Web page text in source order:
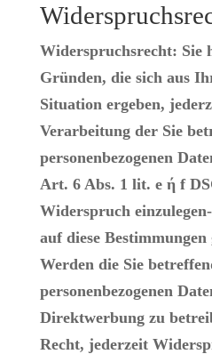
Widerspruchsrecht: Sie
Gründen, die sich aus
Situation ergeben,
Verarbeitung der Sie
personenbezogenen
Art. 6 Abs. 1 lit. e ή f
Widerspruch
auf diese
Werden die Sie
personenbezogenen
Direktwerbung zu
Recht, jederzeit